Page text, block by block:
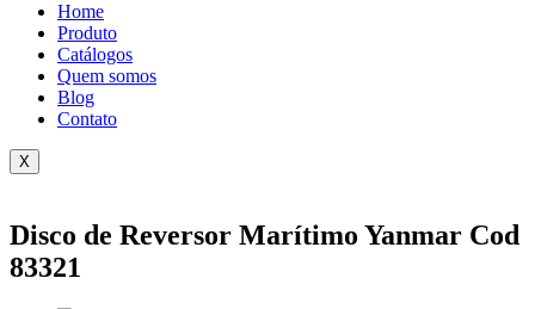
Home
Produto
Catálogos
Quem somos
Blog
Contato
X
Disco de Reversor Marítimo Yanmar Cod
83321